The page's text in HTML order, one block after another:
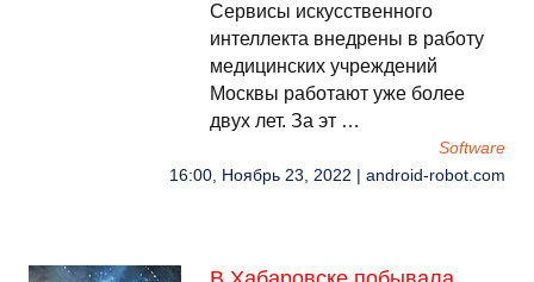
Сервисы искусственного
интеллекта внедрены в работу
медицинских учреждений
Москвы работают уже более
двух лет. За эт …
Software
16:00, Ноябрь 23, 2022 | android-robot.com